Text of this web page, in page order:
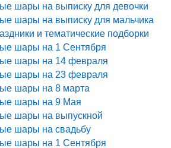
шары на выписку для девочки
шары на выписку для мальчика
и тематические подборки
шары на 1 Сентября
шары на 14 февраля
шары на 23 февраля
шары на 8 марта
шары на 9 Мая
шары на выпускной
шары на свадьбу
шары на 1 Сентября